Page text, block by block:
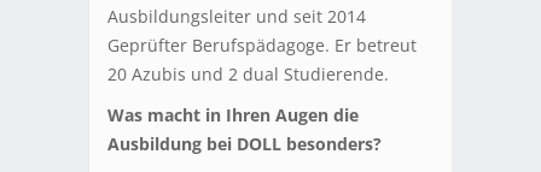
Ausbildungsleiter und seit 2014
Geprüfter Berufspädagoge. Er betreut
20 Azubis und 2 dual Studierende.
Was macht in Ihren Augen die
Ausbildung bei DOLL besonders?